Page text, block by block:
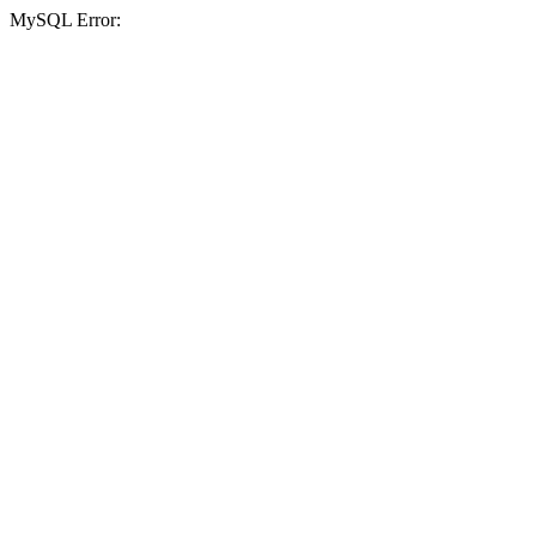
MySQL Error: